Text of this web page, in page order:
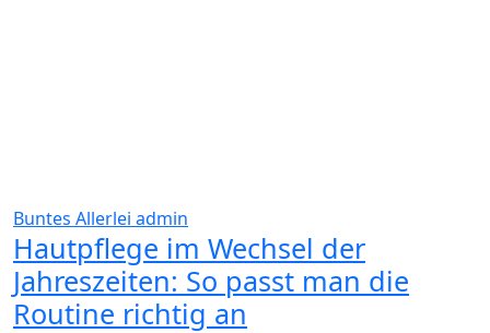
Buntes Allerlei admin
Hautpflege im Wechsel der
Jahreszeiten: So passt man die
Routine richtig an